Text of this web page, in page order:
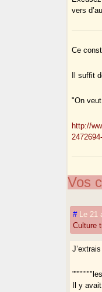
vers
Ce
Il suffit
"On
http://
Vos
# Le 21
Culture
Il y